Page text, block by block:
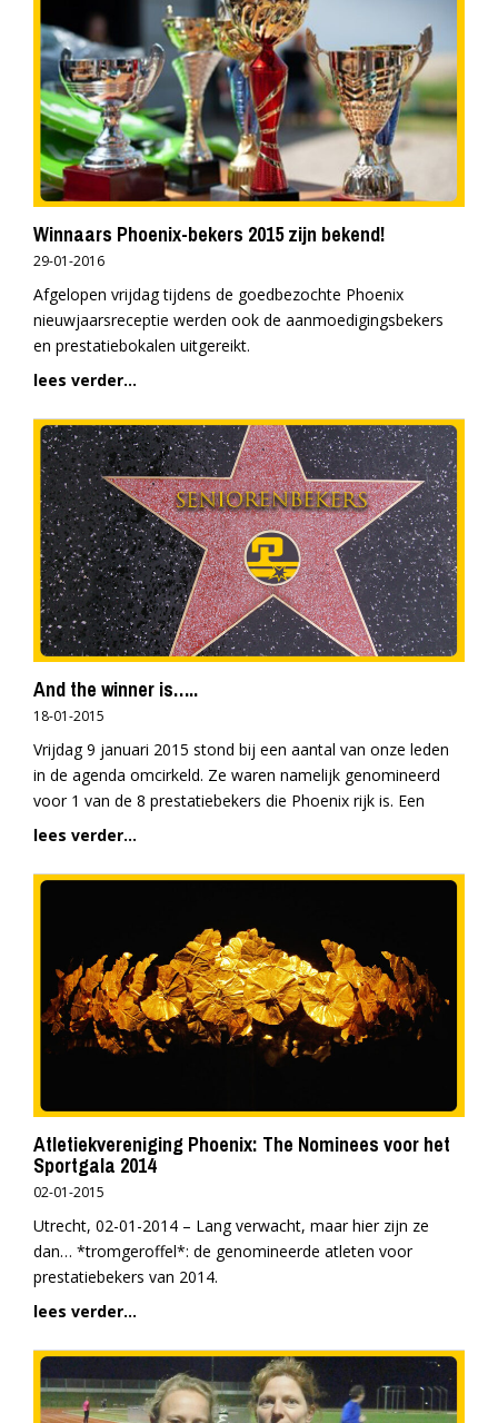
Winnaars Phoenix-bekers 2015 zijn bekend!
29-01-2016
Afgelopen vrijdag tijdens de goedbezochte Phoenix
nieuwjaarsreceptie werden ook de aanmoedigingsbekers
en prestatiebokalen uitgereikt.
lees verder...
And the winner is…..
18-01-2015
Vrijdag 9 januari 2015 stond bij een aantal van onze leden
in de agenda omcirkeld. Ze waren namelijk genomineerd
voor 1 van de 8 prestatiebekers die Phoenix rijk is. Een
lees verder...
Atletiekvereniging Phoenix: The Nominees voor het
Sportgala 2014
02-01-2015
Utrecht, 02-01-2014 – Lang verwacht, maar hier zijn ze
dan… *tromgeroffel*: de genomineerde atleten voor
prestatiebekers van 2014.
lees verder...